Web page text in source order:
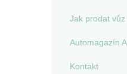
Jak prodat vůz
Automagazín
Kontakt